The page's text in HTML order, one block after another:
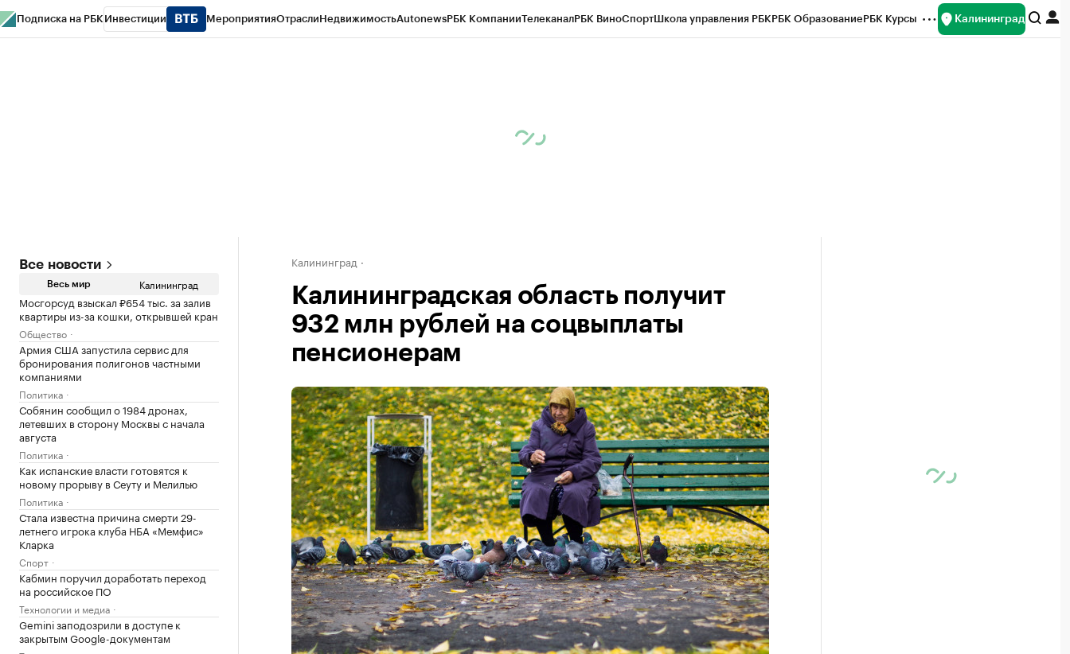
Подписка на РБК Инвестиции МероприятияОтраслиНедвижимостьAutonewsРБК КомпанииТелеканалРБК ВиноСпортШкола управления РБКРБК ОбразованиеРБК Курсы Калининград
Все новости
Весь мир Калининград
Мосгорсуд взыскал ₽654 тыс. за залив
квартиры из-за кошки, открывшей кран
Общество
Армия США запустила сервис для
бронирования полигонов частными
компаниями
Политика
Собянин сообщил о 1984 дронах,
летевших в сторону Москвы с начала
августа
Политика
Как испанские власти готовятся к
новому прорыву в Сеуту и Мелилью
Политика
Стала известна причина смерти 29-
летнего игрока клуба НБА «Мемфис»
Кларка
Спорт
Кабмин поручил доработать переход
на российское ПО
Технологии и медиа
Gemini заподозрили в доступе к
закрытым Google-документам
Калининград
Калининградская область получит
932 млн рублей на соцвыплаты
пенсионерам